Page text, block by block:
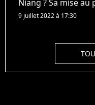
Niang ? Sa mise
9 juillet 2022 à 17:30